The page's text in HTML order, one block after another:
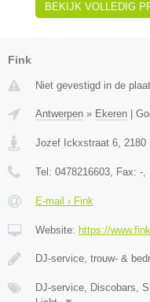
BEKIJK VOLLEDIG
Fink
Niet gevestigd in de
Antwerpen » Ekeren
Jozef Ickxstraat 6, 2180
Tel: 0478216603, Fax: -,
E-mail › Fink
Website: https://
DJ-service, trouw- &
DJ-service, Discobars,